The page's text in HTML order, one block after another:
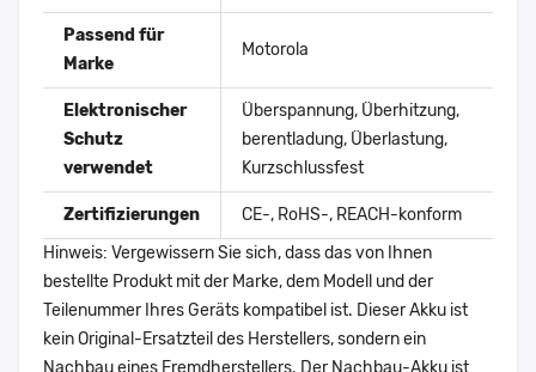
Passend für
Marke
Motorola
Elektronischer
Schutz
verwendet
Überspannung, Überhitzung,
berentladung, Überlastung,
Kurzschlussfest
Zertifizierungen
CE-, RoHS-, REACH-konform
Hinweis: Vergewissern Sie sich, dass das von Ihnen
bestellte Produkt mit der Marke, dem Modell und der
Teilenummer Ihres Geräts kompatibel ist. Dieser Akku ist
kein Original-Ersatzteil des Herstellers, sondern ein
Nachbau eines Fremdherstellers. Der Nachbau-Akku ist